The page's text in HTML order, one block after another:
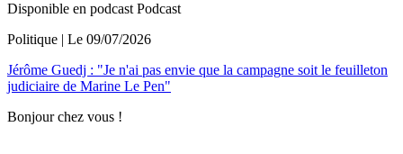
Disponible en podcast Podcast
Politique | Le 09/07/2026
Jérôme Guedj : "Je n'ai pas envie que la campagne soit le feuilleton
judiciaire de Marine Le Pen"
Bonjour chez vous !